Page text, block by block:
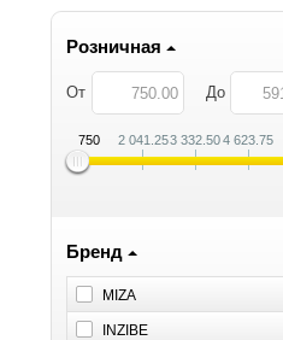
Розничная
От До
750 2 041.253 332.504 623.75
Бренд
MIZA
INZIBE